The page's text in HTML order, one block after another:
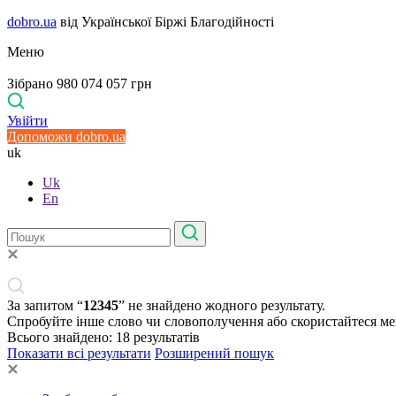
dobro.ua від Української Біржі Благодійності
Меню
Зібрано 980 074 057 грн
Увійти
Допоможи dobro.ua
uk
Uk
En
За запитом “12345” не знайдено жодного результату.
Спробуйте інше слово чи словополучення або скористайтеся
Всього знайдено: 18 результатів
Показати всі результати Розширений пошук